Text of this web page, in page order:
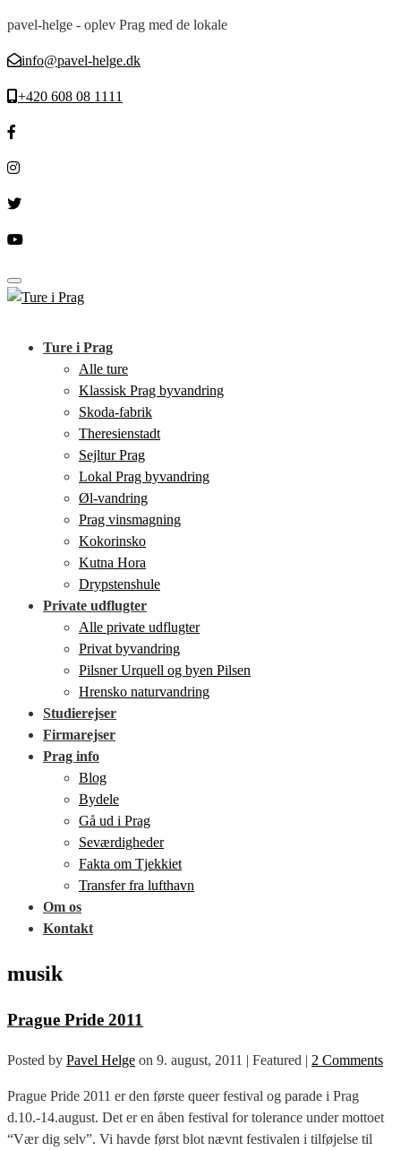
pavel-helge - oplev Prag med de lokale
info@pavel-helge.dk
+420 608 08 1111
Toggle navigation
Ture i Prag
Alle ture
Klassisk Prag byvandring
Skoda-fabrik
Theresienstadt
Sejltur Prag
Lokal Prag byvandring
Øl-vandring
Prag vinsmagning
Kokorinsko
Kutna Hora
Drypstenshule
Private udflugter
Alle private udflugter
Privat byvandring
Pilsner Urquell og byen Pilsen
Hrensko naturvandring
Studierejser
Firmarejser
Prag info
Blog
Bydele
Gå ud i Prag
Seværdigheder
Fakta om Tjekkiet
Transfer fra lufthavn
Om os
Kontakt
musik
Prague Pride 2011
Posted by Pavel Helge on 9. august, 2011 | Featured | 2 Comments
Prague Pride 2011 er den første queer festival og parade i Prag
d.10.-14.august. Det er en åben festival for tolerance under mottoet
“Vær dig selv”. Vi havde først blot nævnt festivalen i tilføjelse til